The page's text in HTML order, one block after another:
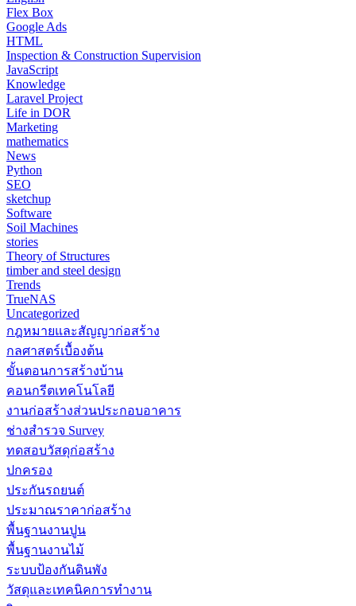
Flex Box
Google Ads
HTML
Inspection & Construction Supervision
JavaScript
Knowledge
Laravel Project
Life in DOR
Marketing
mathematics
News
Python
SEO
sketchup
Software
Soil Machines
stories
Theory of Structures
timber and steel design
Trends
TrueNAS
Uncategorized
กฎหมายและสัญญาก่อสร้าง
กลศาสตร์เบื้องต้น
ขั้นตอนการสร้างบ้าน
คอนกรีตเทคโนโลยี
งานก่อสร้างส่วนประกอบอาคาร
ช่างสำรวจ Survey
ทดสอบวัสดุก่อสร้าง
ปกครอง
ประกันรถยนต์
ประมาณราคาก่อสร้าง
พื้นฐานงานปูน
พื้นฐานงานไม้
ระบบป้องกันดินพัง
วัสดุและเทคนิคการทำงาน